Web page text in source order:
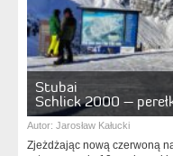
Stubai
Schlick 2000 –
Autor: Jarosław Kałucki
Zjeżdżając nową czerwoną